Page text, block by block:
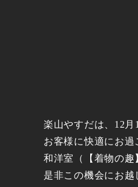
楽山やすだは、12月
お客様に快適にお過
和洋室（【着物の趣
是非この機会にお